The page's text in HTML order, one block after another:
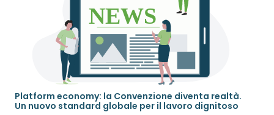
Platform economy: la Convenzione diventa realtà.
Un nuovo standard globale per il lavoro dignitoso